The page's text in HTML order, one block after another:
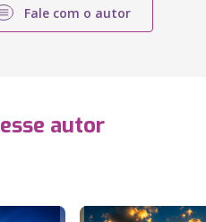
Fale com o autor
autor